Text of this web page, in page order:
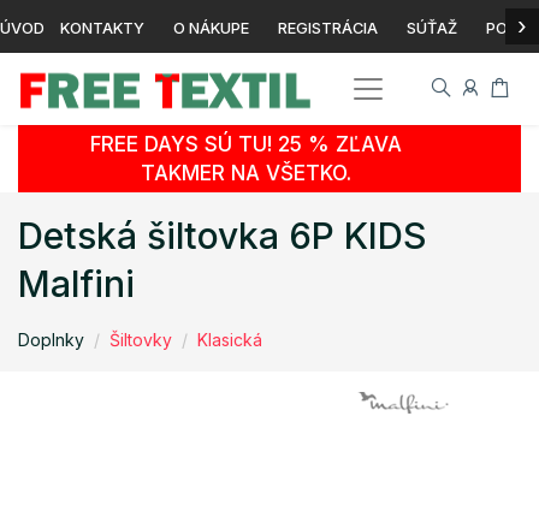
ÚVOD KONTAKTY O NÁKUPE REGISTRÁCIA SÚŤAŽ ›
FREE DAYS SÚ TU! 25 % ZĽAVA
TAKMER NA VŠETKO.
Detská šiltovka 6P KIDS
Malfini
Doplnky Šiltovky Klasická